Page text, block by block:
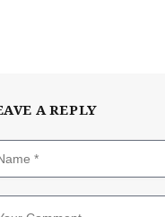
A REPLY